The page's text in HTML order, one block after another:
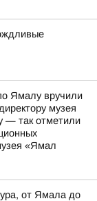
Ямалу вручили
музея
— так отметили
«Ямал
от Ямала до